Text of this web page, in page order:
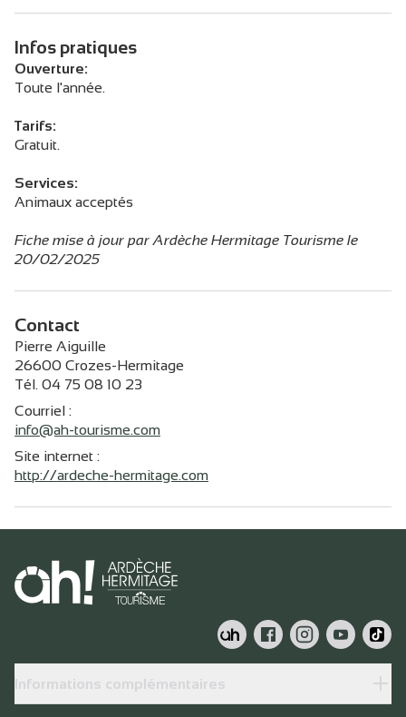
Infos pratiques
Ouverture:
Toute l'année.
Tarifs:
Gratuit.
Services:
Animaux acceptés
Fiche mise à jour par Ardèche Hermitage Tourisme le
20/02/2025
Contact
Pierre Aiguille
26600 Crozes-Hermitage
Tél. 04 75 08 10 23
Courriel :
info@ah-tourisme.com
Site internet :
http://ardeche-hermitage.com
Informations complémentaires